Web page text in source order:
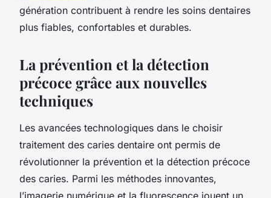
génération contribuent à rendre les soins dentaires
plus fiables, confortables et durables.
La prévention et la détection
précoce grâce aux nouvelles
techniques
Les avancées technologiques dans le choisir
traitement des caries dentaire ont permis de
révolutionner la prévention et la détection précoce
des caries. Parmi les méthodes innovantes,
l’imagerie numérique et la fluorescence jouent un